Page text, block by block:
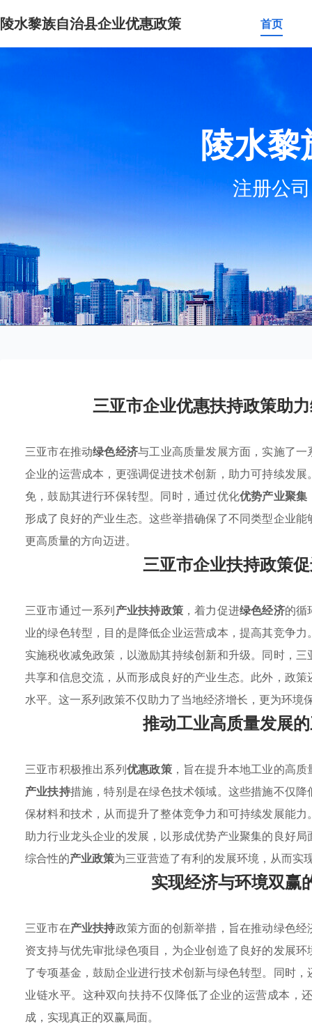
陵水黎族自治县企业优惠政策 首页
陵水
注册公
三亚市企业优惠扶持政策助
三亚市在推动绿色经济与工业高质量发展方面，实施了
企业的运营成本，更强调促进技术创新，助力可持续发展
免，鼓励其进行环保转型。同时，通过优化优势产业聚集
形成了良好的产业生态。这些举措确保了不同类型企业
更高质量的方向迈进。
三亚市企业扶持政策
三亚市通过一系列产业扶持政策，着力促进绿色经济的循
业的绿色转型，目的是降低企业运营成本，提高其竞争
实施税收减免政策，以激励其持续创新和升级。同时，
共享和信息交流，从而形成良好的产业生态。此外，政
水平。这一系列政策不仅助力了当地经济增长，更为环境
推动工业高质量发展
三亚市积极推出系列优惠政策，旨在提升本地工业的高
产业扶持措施，特别是在绿色技术领域。这些措施不仅
保材料和技术，从而提升了整体竞争力和可持续发展能
助力行业龙头企业的发展，以形成优势产业聚集的良好
综合性的产业政策为三亚营造了有利的发展环境，从而实
实现经济与环境双赢
三亚市在产业扶持政策方面的创新举措，旨在推动绿色
资支持与优先审批绿色项目，为企业创造了良好的发展
了专项基金，鼓励企业进行技术创新与绿色转型。同时
业链水平。这种双向扶持不仅降低了企业的运营成本，
成，实现真正的双赢局面。